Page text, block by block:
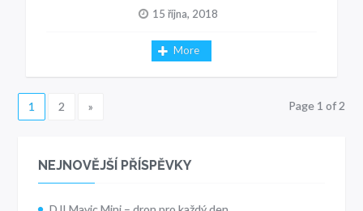
15 října, 2018
More
Page 1 of 2
1 2 »
NEJNOVĚJŠÍ PŘÍSPĚVKY